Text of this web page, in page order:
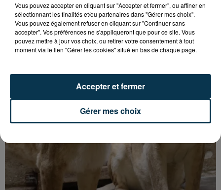
BISON FUTÉ HISSE LE DRAPEAU ROUGE CE
SAMEDI !
Vous pouvez accepter en cliquant sur "Accepter et fermer", ou affiner en
sélectionnant les finalités et/ou partenaires dans "Gérer mes choix".
Vous pouvez également refuser en cliquant sur "Continuer sans
accepter". Vos préférences ne s'appliqueront que pour ce site. Vous
pouvez mettre à jour vos choix, ou retirer votre consentement à tout
moment via le lien "Gérer les cookies" situé en bas de chaque page.
Gérer mes choix
Accepter et fermer